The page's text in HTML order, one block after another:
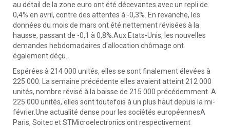
au détail de la zone euro ont été décevantes avec un repli de
0,4% en avril, contre des attentes à -0,3%. En revanche, les
données du mois de mars ont été nettement révisées à la
hausse, passant de -0,1 à 0,8%.Aux Etats-Unis, les nouvelles
demandes hebdomadaires d'allocation chômage ont
également déçu.
Espérées à 214 000 unités, elles se sont finalement élevées à
225 000. La semaine précédente elles avaient atteint 212 000
unités, nombre révisé à la baisse de 215 000 précédemment. A
225 000 unités, elles sont toutefois à un plus haut depuis la mi-
février.Une actualité dense pour les sociétés européennesA
Paris, Soitec et STMicroelectronics ont respectivement